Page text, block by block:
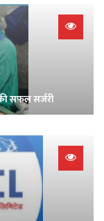
सफल सर्जरी